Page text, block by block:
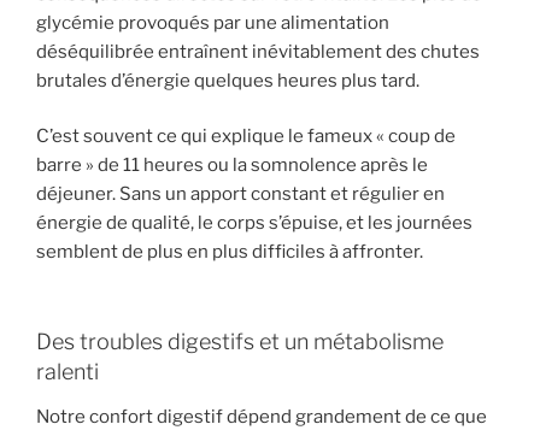
glycémie provoqués par une alimentation
déséquilibrée entraînent inévitablement des chutes
brutales d’énergie quelques heures plus tard.
C’est souvent ce qui explique le fameux « coup de
barre » de 11 heures ou la somnolence après le
déjeuner. Sans un apport constant et régulier en
énergie de qualité, le corps s’épuise, et les journées
semblent de plus en plus difficiles à affronter.
Des troubles digestifs et un métabolisme
ralenti
Notre confort digestif dépend grandement de ce que